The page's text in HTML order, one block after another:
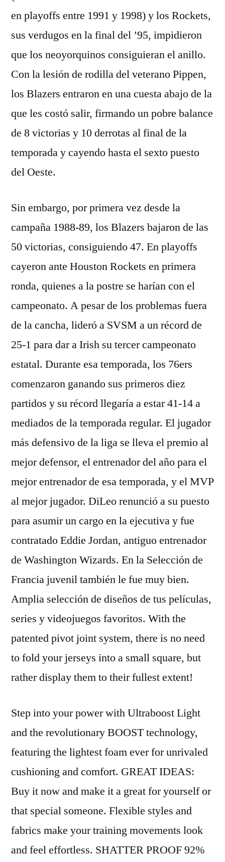
en playoffs entre 1991 y 1998) y los Rockets,
sus verdugos en la final del ’95, impidieron
que los neoyorquinos consiguieran el anillo.
Con la lesión de rodilla del veterano Pippen,
los Blazers entraron en una cuesta abajo de la
que les costó salir, firmando un pobre balance
de 8 victorias y 10 derrotas al final de la
temporada y cayendo hasta el sexto puesto
del Oeste.
Sin embargo, por primera vez desde la
campaña 1988-89, los Blazers bajaron de las
50 victorias, consiguiendo 47. En playoffs
cayeron ante Houston Rockets en primera
ronda, quienes a la postre se harían con el
campeonato. A pesar de los problemas fuera
de la cancha, lideró a SVSM a un récord de
25-1 para dar a Irish su tercer campeonato
estatal. Durante esa temporada, los 76ers
comenzaron ganando sus primeros diez
partidos y su récord llegaría a estar 41-14 a
mediados de la temporada regular. El jugador
más defensivo de la liga se lleva el premio al
mejor defensor, el entrenador del año para el
mejor entrenador de esa temporada, y el MVP
al mejor jugador. DiLeo renunció a su puesto
para asumir un cargo en la ejecutiva y fue
contratado Eddie Jordan, antiguo entrenador
de Washington Wizards. En la Selección de
Francia juvenil también le fue muy bien.
Amplia selección de diseños de tus películas,
series y videojuegos favoritos. With the
patented pivot joint system, there is no need
to fold your jerseys into a small square, but
rather display them to their fullest extent!
Step into your power with Ultraboost Light
and the revolutionary BOOST technology,
featuring the lightest foam ever for unrivaled
cushioning and comfort. GREAT IDEAS:
Buy it now and make it a great for yourself or
that special someone. Flexible styles and
fabrics make your training movements look
and feel effortless. SHATTER PROOF 92%